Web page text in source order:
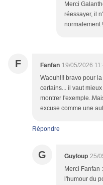
Merci
réessayer, il
normalement
F Fanfan 19/05/2026
Waouh!!! bravo pour
certains... il vaut
montrer
excuse comme une
Répondre
G Guyloup 25/
Merci Fanfan
l'humour du